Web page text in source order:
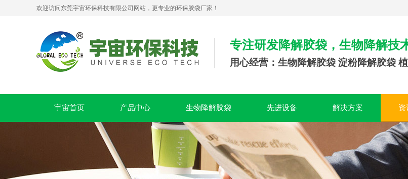
欢迎访问东莞宇宙环保科技有限公司网站，更专业的环保胶袋厂家！
专注研发降解胶袋，生物降解技
用心经营：生物降解胶袋 淀粉降解胶袋
宇宙首页 产品中心 生物降解胶袋 先进设备 解决方案 资